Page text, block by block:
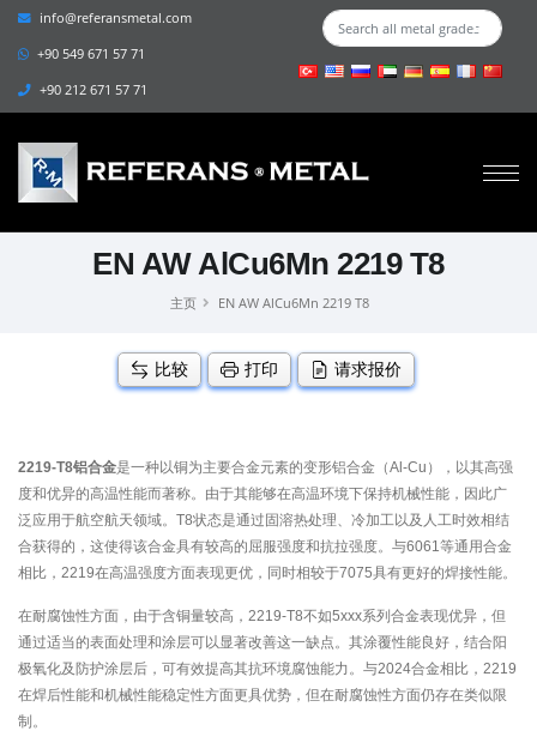
info@referansmetal.com
+90 549 671 57 71
+90 212 671 57 71
EN AW AlCu6Mn 2219 T8
主页 EN AW AlCu6Mn 2219 T8
比较 打印 请求报价
2219-T8铝合金是一种以铜为主要合金元素的变形铝合金（Al-Cu），以其高强
度和优异的高温性能而著称。由于其能够在高温环境下保持机械性能，因此广
泛应用于航空航天领域。T8状态是通过固溶热处理、冷加工以及人工时效相结
合获得的，这使得该合金具有较高的屈服强度和抗拉强度。与6061等通用合金
相比，2219在高温强度方面表现更优，同时相较于7075具有更好的焊接性能。
在耐腐蚀性方面，由于含铜量较高，2219-T8不如5xxx系列合金表现优异，但
通过适当的表面处理和涂层可以显著改善这一缺点。其涂覆性能良好，结合阳
极氧化及防护涂层后，可有效提高其抗环境腐蚀能力。与2024合金相比，2219
在焊后性能和机械性能稳定性方面更具优势，但在耐腐蚀性方面仍存在类似限
制。